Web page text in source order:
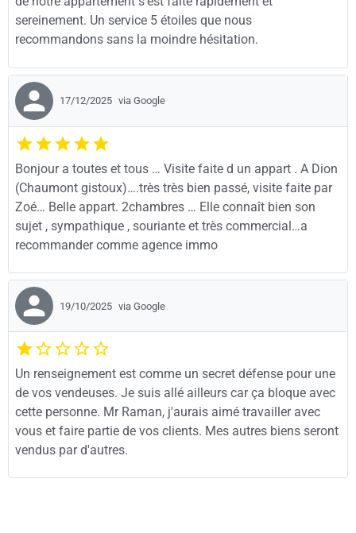
sereinement. Un service 5 étoiles que nous
recommandons sans la moindre hésitation.
17/12/2025 via Google
Bonjour a toutes et tous … Visite faite d un appart . A Dion
(Chaumont gistoux)….très très bien passé, visite faite par
Zoé… Belle appart. 2chambres … Elle connaît bien son
sujet , sympathique , souriante et très commercial…a
recommander comme agence immo
19/10/2025 via Google
Un renseignement est comme un secret défense pour une
de vos vendeuses. Je suis allé ailleurs car ça bloque avec
cette personne. Mr Raman, j'aurais aimé travailler avec
vous et faire partie de vos clients. Mes autres biens seront
vendus par d'autres.